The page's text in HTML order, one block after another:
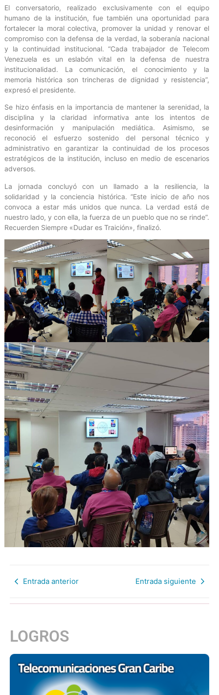
El conversatorio, realizado exclusivamente con el equipo
humano de la institución, fue también una oportunidad para
fortalecer la moral colectiva, promover la unidad y renovar el
compromiso con la defensa de la verdad, la soberanía nacional
y la continuidad institucional. “Cada trabajador de Telecom
Venezuela es un eslabón vital en la defensa de nuestra
institucionalidad. La comunicación, el conocimiento y la
memoria histórica son trincheras de dignidad y resistencia”,
expresó el presidente.
Se hizo énfasis en la importancia de mantener la serenidad, la
disciplina y la claridad informativa ante los intentos de
desinformación y manipulación mediática. Asimismo, se
reconoció el esfuerzo sostenido del personal técnico y
administrativo en garantizar la continuidad de los procesos
estratégicos de la institución, incluso en medio de escenarios
adversos.
La jornada concluyó con un llamado a la resiliencia, la
solidaridad y la conciencia histórica. “Este inicio de año nos
convoca a estar más unidos que nunca. La verdad está de
nuestro lado, y con ella, la fuerza de un pueblo que no se rinde”.
Recuerden Siempre «Dudar es Traición», finalizó.
Entrada anterior Entrada siguiente
LOGROS